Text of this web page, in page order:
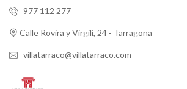
977 112 277
Calle Rovira y Virgili, 24 - Tarragona
villatarraco@villatarraco.com